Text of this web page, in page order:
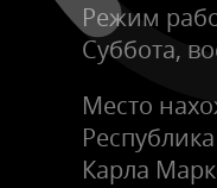
Режим
Суббота,
Место
Карла